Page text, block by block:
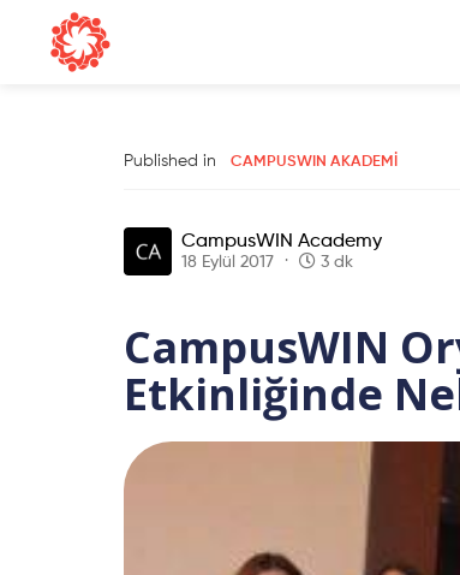
Published in CAMPUSWIN AKADEMI
CampusWIN Academy
18 Eylül 2017 3 dk
CampusWIN
Etkinliğinde